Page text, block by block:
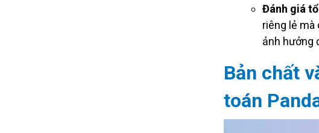
Đánh giá
riêng lẻ
ảnh hưởng
Bản chất
toán